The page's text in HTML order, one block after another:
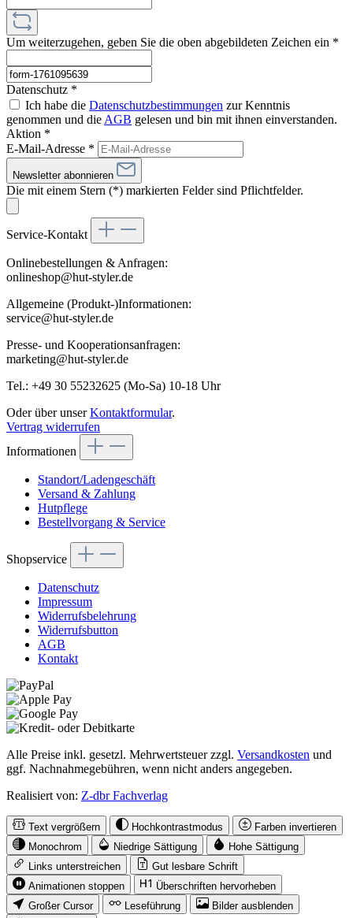
Um weiterzugehen, geben Sie die oben abgebildeten Zeichen ein *
Datenschutz *
Ich habe die Datenschutzbestimmungen zur Kenntnis
genommen und die AGB gelesen und bin mit ihnen einverstanden.
Aktion *
E-Mail-Adresse *
Newsletter abonnieren
Die mit einem Stern (*) markierten Felder sind Pflichtfelder.
Service-Kontakt
Onlinebestellungen & Anfragen:
onlineshop@hut-styler.de
Allgemeine (Produkt-)Informationen:
service@hut-styler.de
Presse- und Kooperationsanfragen:
marketing@hut-styler.de
Tel.: +49 30 55232625 (Mo-Sa) 10-18 Uhr
Oder über unserKontaktformular.
Vertrag widerrufen
Informationen
Standort/Ladengeschäft
Versand & Zahlung
Hutpflege
Bestellvorgang & Service
Shopservice
Datenschutz
Impressum
Widerrufsbelehrung
Widerrufsbutton
AGB
Kontakt
Alle Preise inkl. gesetzl. Mehrwertsteuer zzgl. Versandkosten und
ggf. Nachnahmegebühren, wenn nicht anders angegeben.
Realisiert von: Z-dbr Fachverlag
Text vergrößern Hochkontrastmodus
Farben invertieren
Monochrom
Niedrige Sättigung
Hohe Sättigung
Links unterstreichen
Gut lesbare Schrift
Animationen stoppen
Überschriften hervorheben
Großer Cursor
Leseführung
Bilder ausblenden